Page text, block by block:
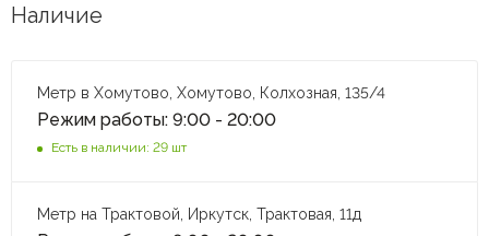
Наличие
Метр в Хомутово, Хомутово, Колхозная, 135/4
Режим работы: 9:00 - 20:00
Есть в наличии: 29 шт
Метр на Трактовой, Иркутск, Трактовая, 11д